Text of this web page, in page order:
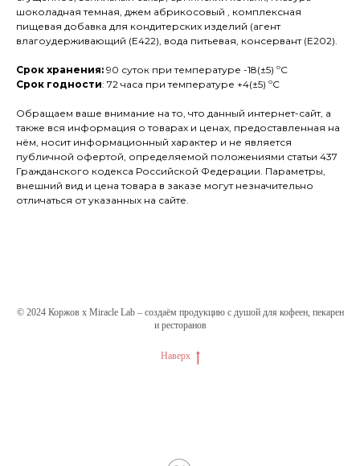
шоколадная темная, джем абрикосовый , комплексная
пищевая добавка для кондитерских изделий (агент
влагоудерживающий (Е422), вода питьевая, консервант (Е202).
Срок хранения: 90 суток при температуре -18(±5) ºС
Срок годности: 72 часа при температуре +4(±5) ºС
Обращаем ваше внимание на то, что данный интернет-сайт, а
также вся информация о товарах и ценах, предоставленная на
нём, носит информационный характер и не является
публичной офертой, определяемой положениями статьи 437
Гражданского кодекса Российской Федерации. Параметры,
внешний вид и цена товара в заказе могут незначительно
отличаться от указанных на сайте.
© 2024 Коржов х Miracle Lab – создаём продукцию с душой для кофеен, пекарен
и ресторанов
Наверх